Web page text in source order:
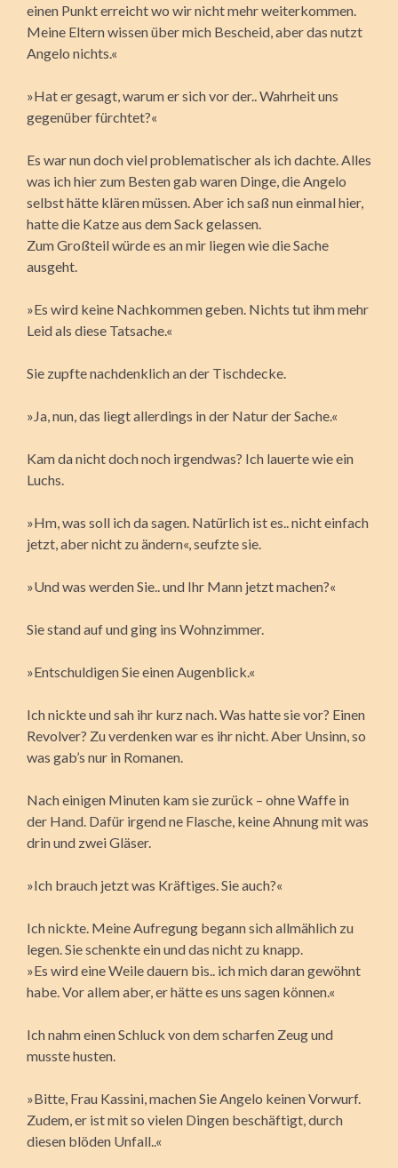
einen Punkt erreicht wo wir nicht mehr weiterkommen.
Meine Eltern wissen über mich Bescheid, aber das nutzt
Angelo nichts.«
»Hat er gesagt, warum er sich vor der.. Wahrheit uns
gegenüber fürchtet?«
Es war nun doch viel problematischer als ich dachte. Alles
was ich hier zum Besten gab waren Dinge, die Angelo
selbst hätte klären müssen. Aber ich saß nun einmal hier,
hatte die Katze aus dem Sack gelassen.
Zum Großteil würde es an mir liegen wie die Sache
ausgeht.
»Es wird keine Nachkommen geben. Nichts tut ihm mehr
Leid als diese Tatsache.«
Sie zupfte nachdenklich an der Tischdecke.
»Ja, nun, das liegt allerdings in der Natur der Sache.«
Kam da nicht doch noch irgendwas? Ich lauerte wie ein
Luchs.
»Hm, was soll ich da sagen. Natürlich ist es.. nicht einfach
jetzt, aber nicht zu ändern«, seufzte sie.
»Und was werden Sie.. und Ihr Mann jetzt machen?«
Sie stand auf und ging ins Wohnzimmer.
»Entschuldigen Sie einen Augenblick.«
Ich nickte und sah ihr kurz nach. Was hatte sie vor? Einen
Revolver? Zu verdenken war es ihr nicht. Aber Unsinn, so
was gab’s nur in Romanen.
Nach einigen Minuten kam sie zurück – ohne Waffe in
der Hand. Dafür irgend ne Flasche, keine Ahnung mit was
drin und zwei Gläser.
»Ich brauch jetzt was Kräftiges. Sie auch?«
Ich nickte. Meine Aufregung begann sich allmählich zu
legen. Sie schenkte ein und das nicht zu knapp.
»Es wird eine Weile dauern bis.. ich mich daran gewöhnt
habe. Vor allem aber, er hätte es uns sagen können.«
Ich nahm einen Schluck von dem scharfen Zeug und
musste husten.
»Bitte, Frau Kassini, machen Sie Angelo keinen Vorwurf.
Zudem, er ist mit so vielen Dingen beschäftigt, durch
diesen blöden Unfall..«